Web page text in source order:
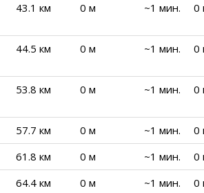
43.1 км 0 м ~1 мин. 0
44.5 км 0 м ~1 мин. 0
53.8 км 0 м ~1 мин. 0
57.7 км 0 м ~1 мин.
0
61.8 км 0 м ~1 мин.
0
64.4 км 0 м ~1 мин. 0